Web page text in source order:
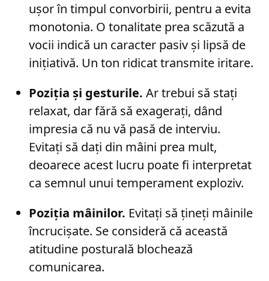
ușor în timpul convorbirii, pentru a evita
monotonia. O tonalitate prea scăzută a
vocii indică un caracter pasiv și lipsă de
inițiativă. Un ton ridicat transmite iritare.
Poziția și gesturile. Ar trebui să stați
relaxat, dar fără să exagerați, dând
impresia că nu vă pasă de interviu.
Evitați să dați din mâini prea mult,
deoarece acest lucru poate fi interpretat
ca semnul unui temperament exploziv.
Poziția mâinilor. Evitați să țineți mâinile
încrucișate. Se consideră că această
atitudine posturală blochează
comunicarea.